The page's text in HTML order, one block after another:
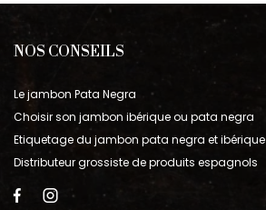
NOS CONSEILS
Le jambon Pata Negra
Choisir son jambon ibérique ou pata negra
Etiquetage du jambon pata negra et ibérique
Distributeur grossiste de produits espagnols